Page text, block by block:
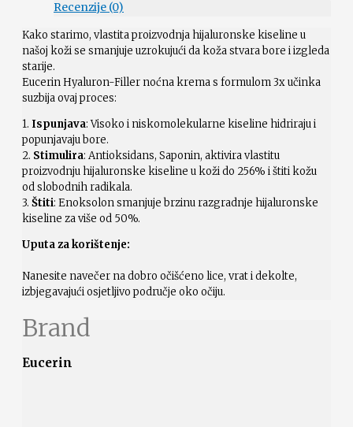
Recenzije (0)
Kako starimo, vlastita proizvodnja hijaluronske kiseline u
našoj koži se smanjuje uzrokujući da koža stvara bore i izgleda
starije.
Eucerin Hyaluron-Filler noćna krema s formulom 3x učinka
suzbija ovaj proces:
1. Ispunjava: Visoko i niskomolekularne kiseline hidriraju i
popunjavaju bore.
2. Stimulira: Antioksidans, Saponin, aktivira vlastitu
proizvodnju hijaluronske kiseline u koži do 256% i štiti kožu
od slobodnih radikala.
3. Štiti: Enoksolon smanjuje brzinu razgradnje hijaluronske
kiseline za više od 50%.
Uputa za korištenje:
Nanesite navečer na dobro očišćeno lice, vrat i dekolte,
izbjegavajući osjetljivo područje oko očiju.
Brand
Eucerin